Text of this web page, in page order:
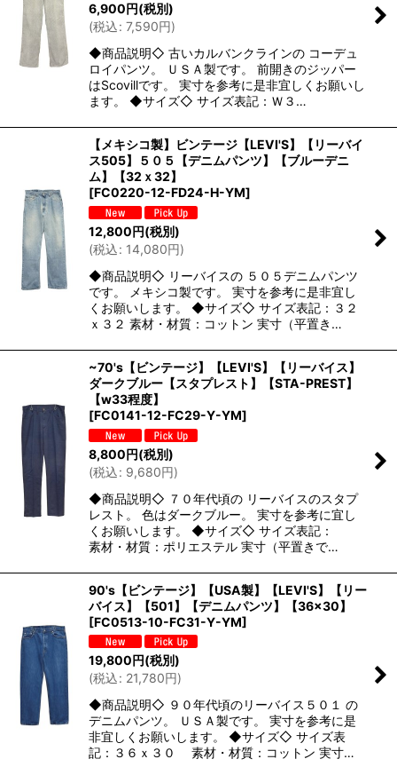
6,900円(税別)
(税込: 7,590円)
◆商品説明◇ 古いカルバンクラインの コーデュ
ロイパンツ。 ＵＳＡ製です。 前開きのジッパー
はScovillです。 実寸を参考に是非宜しくお願いし
ます。 ◆サイズ◇ サイズ表記：Ｗ３…
【メキシコ製】ビンテージ【LEVI'S】【リーバイ
ス505】５０５【デニムパンツ】【ブルーデニ
ム】【32ｘ32】
[FC0220-12-FD24-H-YM]
12,800円(税別)
(税込: 14,080円)
◆商品説明◇ リーバイスの ５０５デニムパンツ
です。 メキシコ製です。 実寸を参考に是非宜し
くお願いします。 ◆サイズ◇ サイズ表記：３２
ｘ３２ 素材・材質：コットン 実寸（平置き…
~70's【ビンテージ】【LEVI'S】【リーバイス】
ダークブルー【スタプレスト】【STA-PREST】
【w33程度】
[FC0141-12-FC29-Y-YM]
8,800円(税別)
(税込: 9,680円)
◆商品説明◇ ７０年代頃の リーバイスのスタプ
レスト。 色はダークブルー。 実寸を参考に宜し
くお願いします。 ◆サイズ◇ サイズ表記：
素材・材質：ポリエステル 実寸（平置きで…
90's【ビンテージ】【USA製】【LEVI'S】【リー
バイス】【501】【デニムパンツ】【36×30】
[FC0513-10-FC31-Y-YM]
19,800円(税別)
(税込: 21,780円)
◆商品説明◇ ９０年代頃のリーバイス５０１ の
デニムパンツ。 ＵＳＡ製です。 実寸を参考に是
非宜しくお願いします。 ◆サイズ◇ サイズ表
記：３６ｘ３０ 素材・材質：コットン 実寸…